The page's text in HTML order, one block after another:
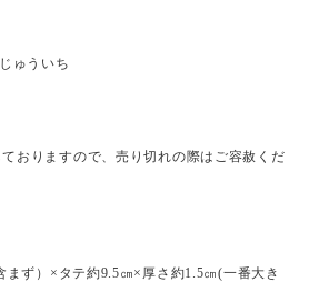
ゅういち
ておりますので、売り切れの際はご容赦くだ
まず）×タテ約9.5㎝×厚さ約1.5㎝(一番大き